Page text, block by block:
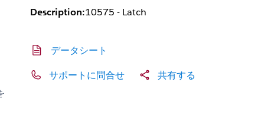
Description:10575 - Latch
データシート
サポートに問合せ 共有する